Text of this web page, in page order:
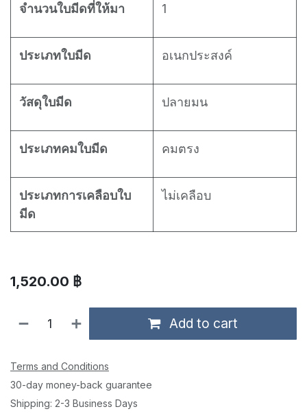
จำนวนใบมีดที่ให้มา 1
ประเภทใบมีด อเนกประสงค์
วัสดุใบมีด ปลายมน
ประเภทคมใบมีด คมตรง
ประเภทการเคลือบใบ
มีด
ไม่เคลือบ
1,520.00 ฿
Add to cart
Terms and Conditions
30-day money-back guarantee
Shipping: 2-3 Business Days